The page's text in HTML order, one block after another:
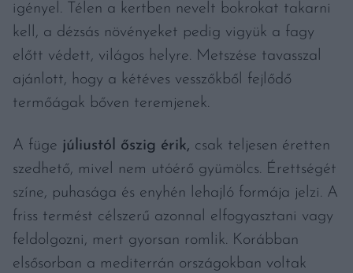
igényel. Télen a kertben nevelt bokrokat takarni
kell, a dézsás növényeket pedig vigyük a fagy
előtt védett, világos helyre. Metszése tavasszal
ajánlott, hogy a kétéves vesszőkből fejlődő
termőágak bőven teremjenek.
A füge júliustól őszig érik, csak teljesen éretten
szedhető, mivel nem utóérő gyümölcs. Érettségét
színe, puhasága és enyhén lehajló formája jelzi. A
friss termést célszerű azonnal elfogyasztani vagy
feldolgozni, mert gyorsan romlik. Korábban
elsősorban a mediterrán országokban voltak